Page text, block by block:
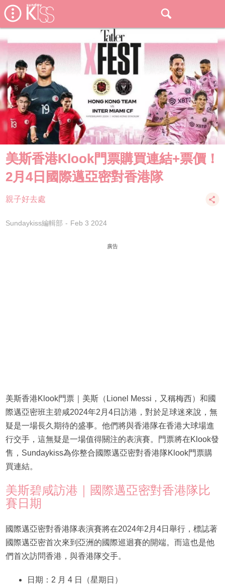
美斯香港Klook門票購買連結+票價！
2月4日國際邁亞密對香港隊
親子好去處
Sundaykiss編輯部 Feb 3 2024
廣告
美斯香港Klook門票｜美斯（Lionel Messi，又稱梅西）和國
際邁亞密班主碧咸2024年2月4日訪港，對於足球迷來說，無
疑是一場長久期待的盛事。他們將與香港隊在香港大球場進
行交手，這無疑是一場值得關注的表演賽。門票將在Klook發
售，Sundaykiss為你整合國際邁亞密對香港隊Klook門票購
買連結。
美斯碧咸訪港｜國際邁亞密對香港隊比
賽日期
國際邁亞密對香港隊表演賽將在2024年2月4日舉行，標誌著
國際邁亞密首次來到亞洲的國際巡迴賽的開端。而這也是他
們首次訪問香港，與香港隊交手。
日期：2 月 4 日（星期日）